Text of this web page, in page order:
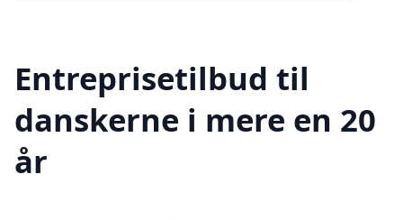
Entreprisetilbud til
danskerne i mere en 20
år